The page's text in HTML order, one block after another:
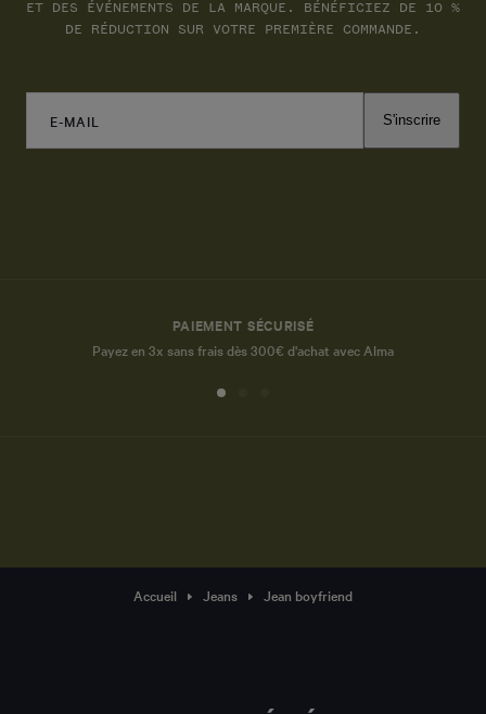
ET DES ÉVÉNEMENTS DE LA MARQUE. BÉNÉFICIEZ DE 10 %
DE RÉDUCTION SUR VOTRE PREMIÈRE COMMANDE.
E-MAIL S'inscrire
PAIEMENT SÉCURISÉ
Payez en 3x sans frais dès 300€ d'achat avec Alma
Accueil Jeans Jean boyfriend